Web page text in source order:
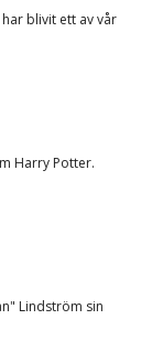
blivit ett av vår
Harry Potter.
Lindström sin